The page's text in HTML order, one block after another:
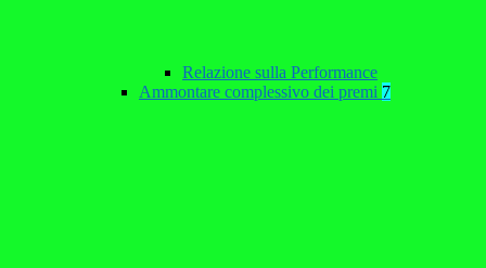
Relazione sulla Performance
Ammontare complessivo dei premi 7